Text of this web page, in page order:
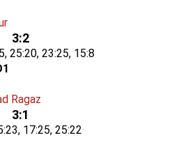
3:2
25:20, 23:25, 15:8
Ragaz
3:1
17:25, 25:22